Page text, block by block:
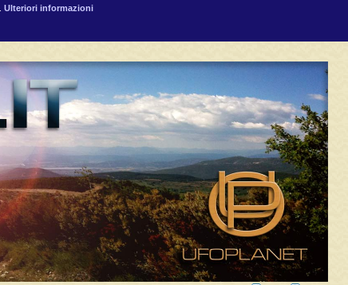
Ulteriori informazioni